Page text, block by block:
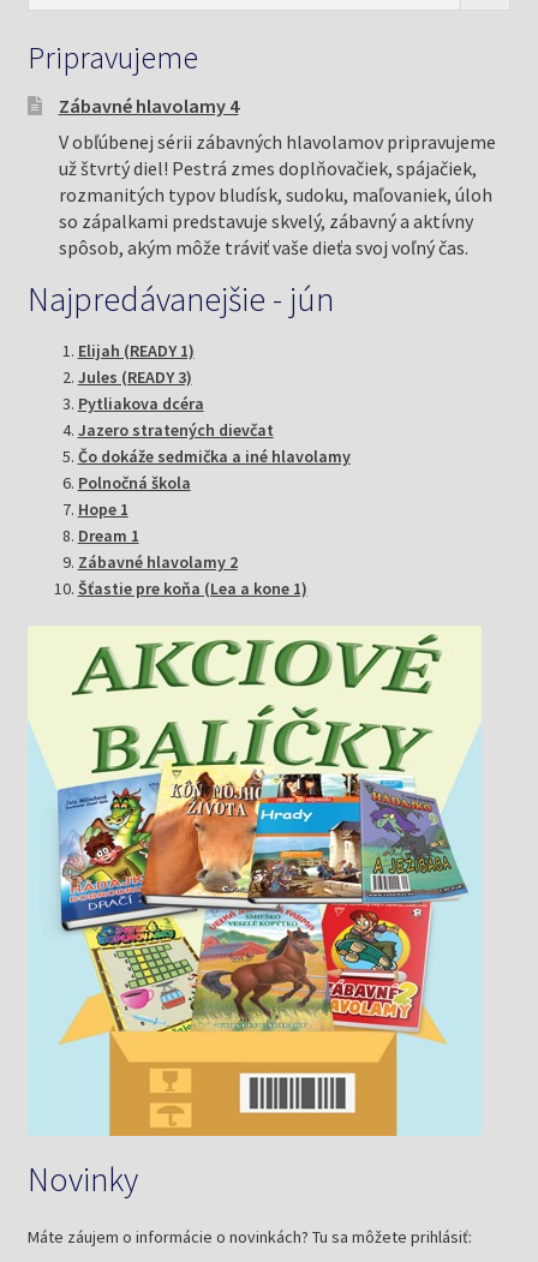
Pripravujeme
Zábavné hlavolamy 4
V obľúbenej sérii zábavných hlavolamov pripravujeme
už štvrtý diel! Pestrá zmes doplňovačiek, spájačiek,
rozmanitých typov bludísk, sudoku, maľovaniek, úloh
so zápalkami predstavuje skvelý, zábavný a aktívny
spôsob, akým môže tráviť vaše dieťa svoj voľný čas.
Najpredávanejšie - jún
Elijah (READY 1)
Jules (READY 3)
Pytliakova dcéra
Jazero stratených dievčat
Čo dokáže sedmička a iné hlavolamy
Polnočná škola
Hope 1
Dream 1
Zábavné hlavolamy 2
Šťastie pre koňa (Lea a kone 1)
Novinky
Máte záujem o informácie o novinkách? Tu sa môžete prihlásiť: